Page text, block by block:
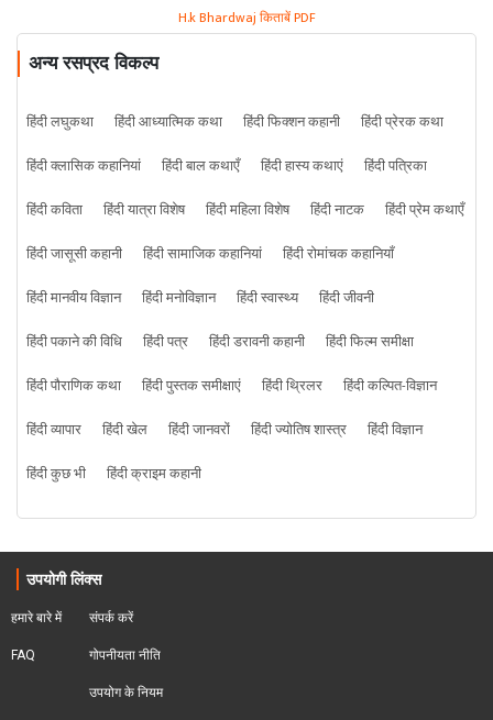
H.k Bhardwaj किताबें PDF
अन्य रसप्रद विकल्प
हिंदी लघुकथा हिंदी आध्यात्मिक कथा हिंदी फिक्शन कहानी
हिंदी प्रेरक कथा
हिंदी क्लासिक कहानियां
हिंदी बाल कथाएँ हिंदी हास्य कथाएं
हिंदी पत्रिका
हिंदी कविता
हिंदी यात्रा विशेष हिंदी महिला विशेष हिंदी नाटक
हिंदी प्रेम कथाएँ
हिंदी जासूसी कहानी
हिंदी सामाजिक कहानियां
हिंदी रोमांचक कहानियाँ
हिंदी मानवीय विज्ञान
हिंदी मनोविज्ञान हिंदी स्वास्थ्य
हिंदी जीवनी
हिंदी पकाने की विधि
हिंदी पत्र हिंदी डरावनी कहानी
हिंदी फिल्म समीक्षा
हिंदी पौराणिक कथा
हिंदी पुस्तक समीक्षाएं हिंदी थ्रिलर
हिंदी कल्पित-विज्ञान
हिंदी व्यापार
हिंदी खेल हिंदी जानवरों हिंदी ज्योतिष शास्त्र
हिंदी विज्ञान
हिंदी कुछ भी
हिंदी क्राइम कहानी
उपयोगी लिंक्स
हमारे बारे में
FAQ
संपर्क करें
गोपनीयता नीति
उपयोग के नियम